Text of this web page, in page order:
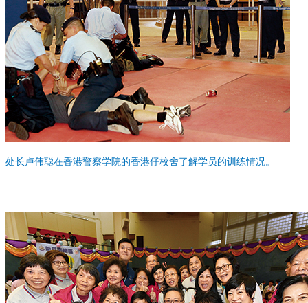
处长卢伟聪在香港警察学院的香港仔校舍了解学员的训练情况。